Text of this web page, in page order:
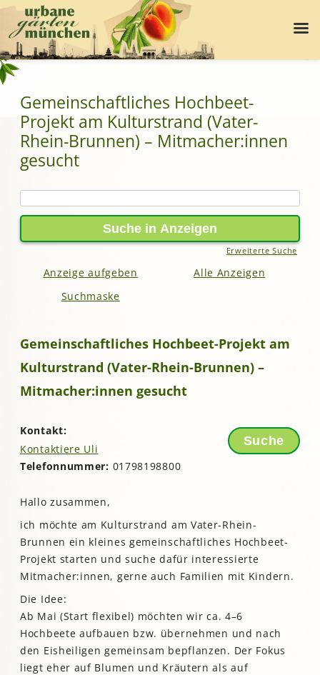
Gemeinschaftliches Hochbeet-
Projekt am Kulturstrand (Vater-
Rhein-Brunnen) – Mitmacher:innen
gesucht
nach:
Erweiterte Suche
Anzeige aufgeben
Alle Anzeigen
Suchmaske
Gemeinschaftliches Hochbeet-Projekt am
Kulturstrand (Vater-Rhein-Brunnen) –
Mitmacher:innen gesucht
Suche
Kontakt:
Kontaktiere Uli
Telefonnummer: 01798198800
Hallo zusammen,
ich möchte am Kulturstrand am Vater-Rhein-
Brunnen ein kleines gemeinschaftliches Hochbeet-
Projekt starten und suche dafür interessierte
Mitmacher:innen, gerne auch Familien mit Kindern.
Die Idee:
Ab Mai (Start flexibel) möchten wir ca. 4–6
Hochbeete aufbauen bzw. übernehmen und nach
den Eisheiligen gemeinsam bepflanzen. Der Fokus
liegt eher auf Blumen und Kräutern als auf